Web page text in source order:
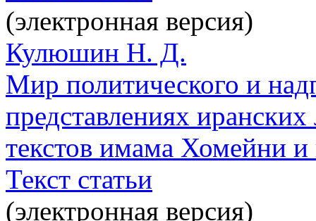
(электронная версия)
Кулюшин Н. Д.
Мир политического и
представлениях
текстов имама Хомейни
Текст статьи
(электронная версия)